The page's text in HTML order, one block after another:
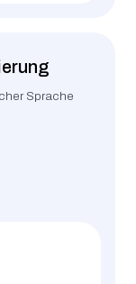
Sprache